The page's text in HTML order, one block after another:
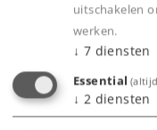
Productinfo
uitschakelen
werken.
↓ 7 diensten
Essential
↓ 2 diensten